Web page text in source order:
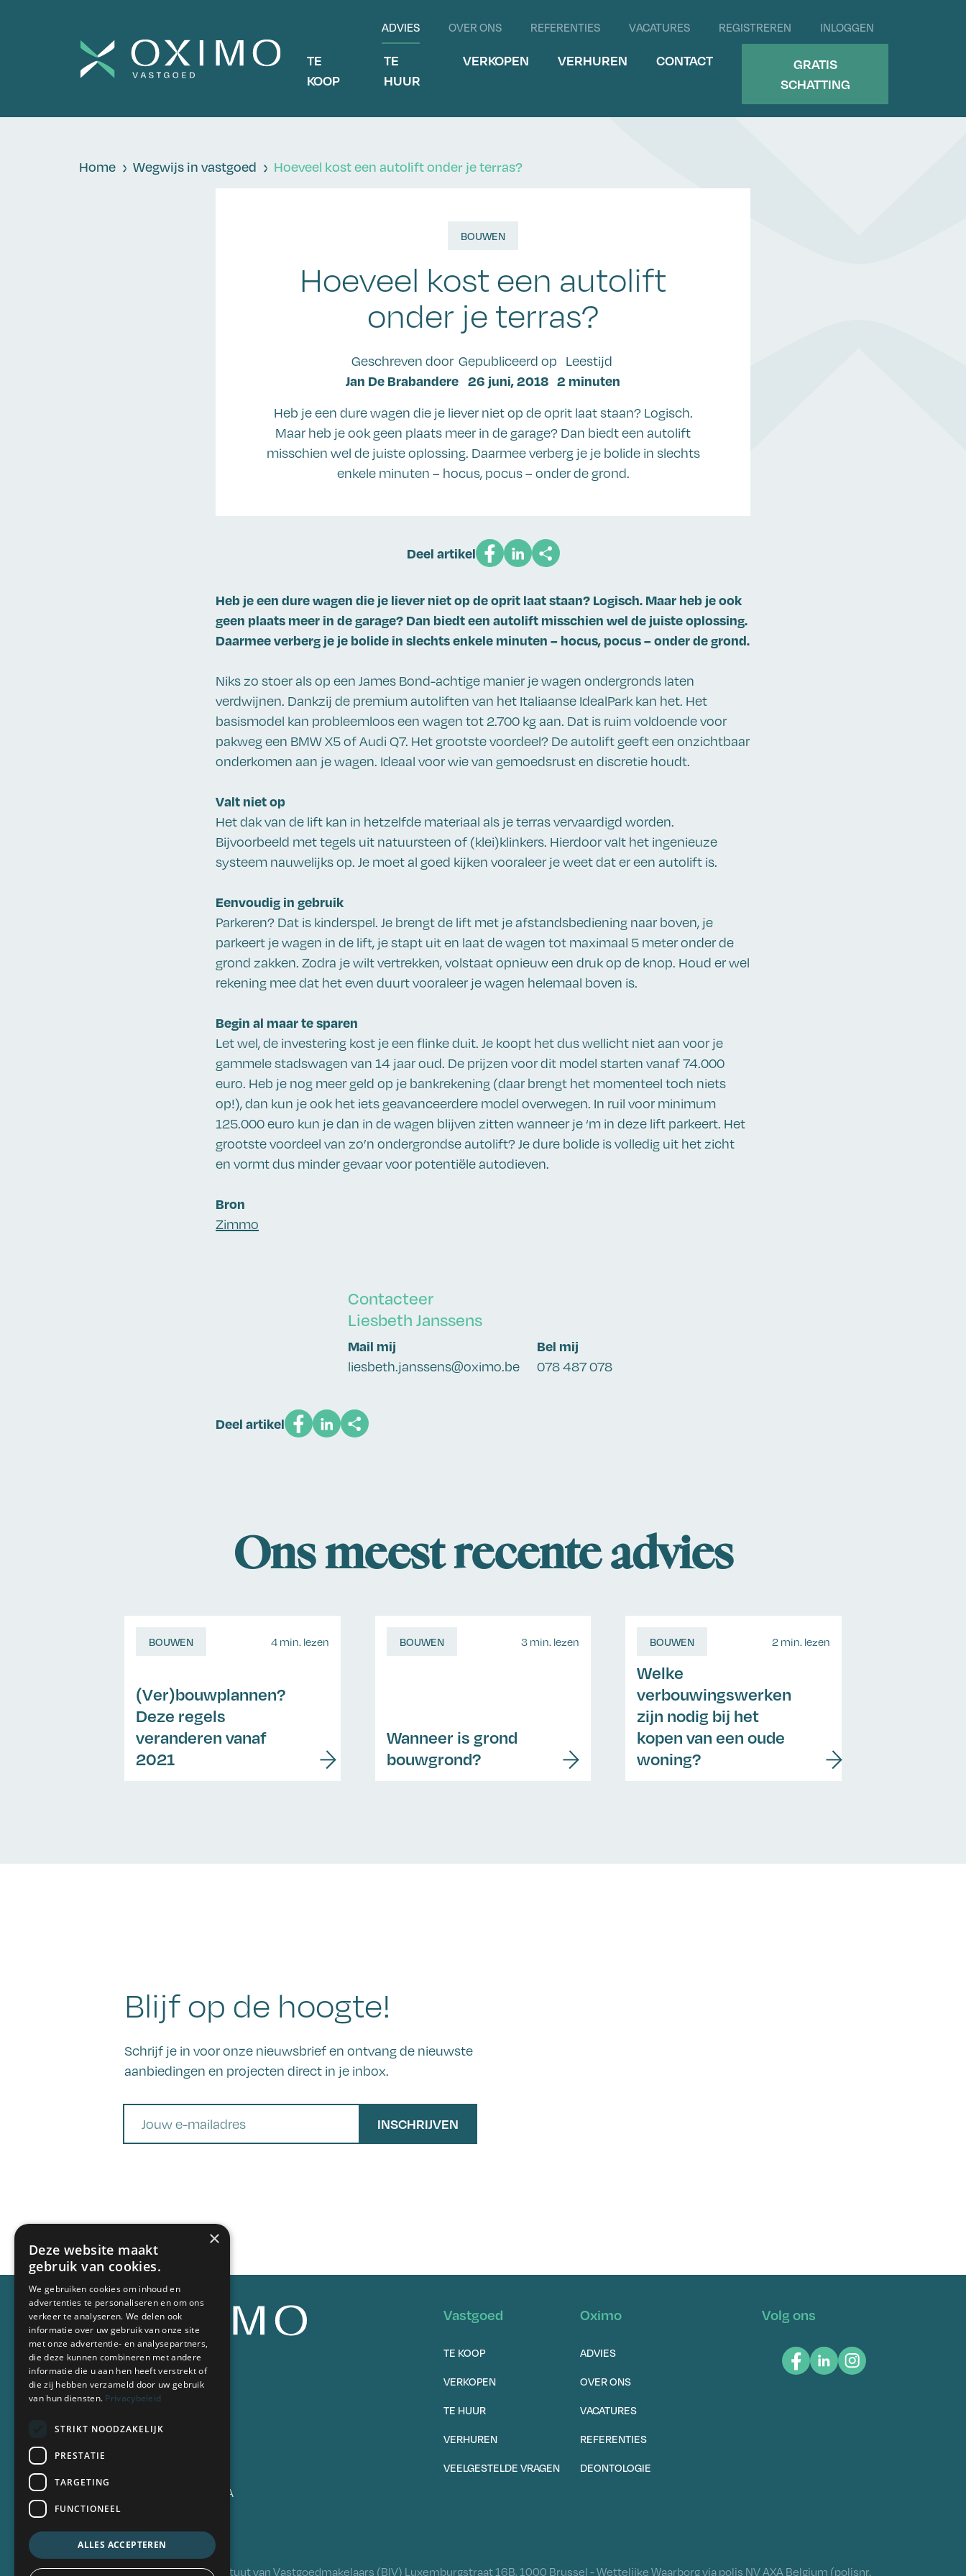
ADVIES OVER ONS REFERENTIES VACATURES REGISTREREN INLOGGEN
TE
KOOP
TE
HUUR
VERKOPEN VERHUREN CONTACT
GRATIS
SCHATTING
Home Wegwijs in vastgoed Hoeveel kost een autolift onder je terras?
BOUWEN
Hoeveel kost een autolift
onder je terras?
Geschreven door
Jan De Brabandere
Gepubliceerd op
26 juni, 2018
Leestijd
2 minuten
Heb je een dure wagen die je liever niet op de oprit laat staan? Logisch.
Maar heb je ook geen plaats meer in de garage? Dan biedt een autolift
misschien wel de juiste oplossing. Daarmee verberg je je bolide in slechts
enkele minuten – hocus, pocus – onder de grond.
Deel artikel
Heb je een dure wagen die je liever niet op de oprit laat staan? Logisch. Maar heb je ook
geen plaats meer in de garage? Dan biedt een autolift misschien wel de juiste oplossing.
Daarmee verberg je je bolide in slechts enkele minuten – hocus, pocus – onder de grond.
Niks zo stoer als op een James Bond-achtige manier je wagen ondergronds laten
verdwijnen. Dankzij de premium autoliften van het Italiaanse IdealPark kan het. Het
basismodel kan probleemloos een wagen tot 2.700 kg aan. Dat is ruim voldoende voor
pakweg een BMW X5 of Audi Q7. Het grootste voordeel? De autolift geeft een onzichtbaar
onderkomen aan je wagen. Ideaal voor wie van gemoedsrust en discretie houdt.
Valt niet op
Het dak van de lift kan in hetzelfde materiaal als je terras vervaardigd worden.
Bijvoorbeeld met tegels uit natuursteen of (klei)klinkers. Hierdoor valt het ingenieuze
systeem nauwelijks op. Je moet al goed kijken vooraleer je weet dat er een autolift is.
Eenvoudig in gebruik
Parkeren? Dat is kinderspel. Je brengt de lift met je afstandsbediening naar boven, je
parkeert je wagen in de lift, je stapt uit en laat de wagen tot maximaal 5 meter onder de
grond zakken. Zodra je wilt vertrekken, volstaat opnieuw een druk op de knop. Houd er wel
rekening mee dat het even duurt vooraleer je wagen helemaal boven is.
Begin al maar te sparen
Let wel, de investering kost je een flinke duit. Je koopt het dus wellicht niet aan voor je
gammele stadswagen van 14 jaar oud. De prijzen voor dit model starten vanaf 74.000
euro. Heb je nog meer geld op je bankrekening (daar brengt het momenteel toch niets
op!), dan kun je ook het iets geavanceerdere model overwegen. In ruil voor minimum
125.000 euro kun je dan in de wagen blijven zitten wanneer je ‘m in deze lift parkeert. Het
grootste voordeel van zo’n ondergrondse autolift? Je dure bolide is volledig uit het zicht
en vormt dus minder gevaar voor potentiële autodieven.
Bron
Zimmo
Contacteer
Liesbeth Janssens
Mail mij
liesbeth.janssens@oximo.be
Bel mij
078 487 078
Deel artikel
Ons meest recente advies
BOUWEN 4 min. lezen
(Ver)bouwplannen?
Deze regels
veranderen vanaf
2021
BOUWEN 3 min. lezen
Wanneer is grond
bouwgrond?
BOUWEN 2 min. lezen
Welke
verbouwingswerken
zijn nodig bij het
kopen van een oude
woning?
Blijf op de hoogte!
Schrijf je in voor onze nieuwsbrief en ontvang de nieuwste
aanbiedingen en projecten direct in je inbox.
INSCHRIJVEN
Contacteer ons
E vastgoed@oximo.be
Adres
Hundelgemsesteenweg 155 A
9820 Merelbeke
Vastgoed
TE KOOP
VERKOPEN
TE HUUR
VERHUREN
VEELGESTELDE VRAGEN
Oximo
ADVIES
OVER ONS
VACATURES
REFERENTIES
DEONTOLOGIE
Volg ons
BIV 504341 - Beroepsinstituut van Vastgoedmakelaars (BIV) Luxemburgstraat 16B, 1000 Brussel - Wettelijke Waarborg via polis NV AXA Belgium (polisnr.
×
Deze website maakt
gebruik van cookies.
We gebruiken cookies om inhoud en
advertenties te personaliseren en om ons
verkeer te analyseren. We delen ook
informatie over uw gebruik van onze site
met onze advertentie- en analysepartners,
die deze kunnen combineren met andere
informatie die u aan hen heeft verstrekt of
die zij hebben verzameld door uw gebruik
van hun diensten. Privacybeleid
STRIKT NOODZAKELIJK
PRESTATIE
TARGETING
FUNCTIONEEL
ALLES ACCEPTEREN